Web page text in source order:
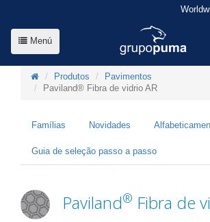
Menú
Produtos
Pavimentos
Paviland® Fibra de vidrio AR
Famílias Novidades
Guia de seleção passo a passo
Paviland® Fibra de